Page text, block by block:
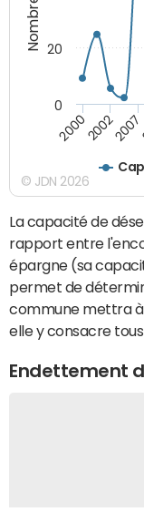
200020022007
0
20
© JDN 2026
La capacité de
rapport entre
épargne (sa
permet de
commune mettra
elle y consacre
Endettement